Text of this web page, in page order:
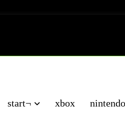
start¬ xbox nintendo